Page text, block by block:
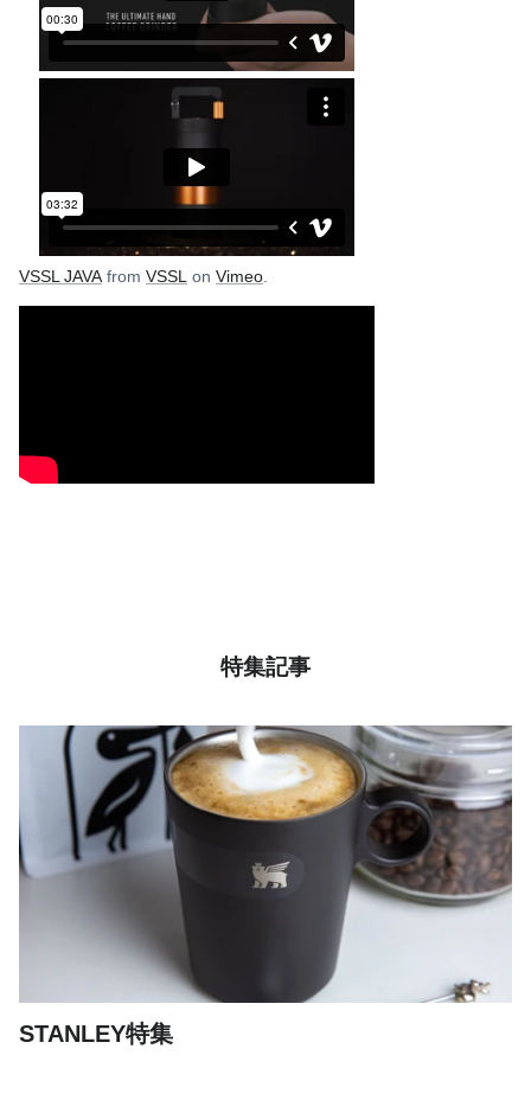
VSSL JAVA from VSSL on Vimeo.
特集記事
STANLEY特集